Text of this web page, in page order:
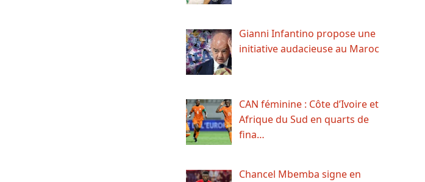
Gianni Infantino propose une
initiative audacieuse au Maroc
CAN féminine : Côte d’Ivoire et
Afrique du Sud en quarts de
fina…
Chancel Mbemba signe en